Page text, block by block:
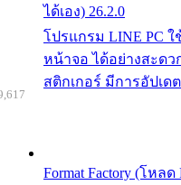
ได้เอง) 26.2.0
โปรแกรม LINE PC
หน้าจอ ได้อย่างสะดว
สติกเกอร์ มีการอัปเด
Format Factory (โหล